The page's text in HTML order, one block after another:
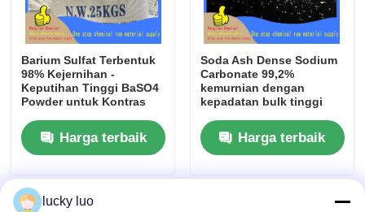
Barium Sulfat Terbentuk
98% Kejernihan -
Keputihan Tinggi BaSO4
Powder untuk Kontras
Harga terbaik
Soda Ash Dense Sodium
Carbonate 99,2%
kemurnian dengan
kepadatan bulk tinggi
rendah untuk pembuatan
kaca
Harga terbaik
lucky luo